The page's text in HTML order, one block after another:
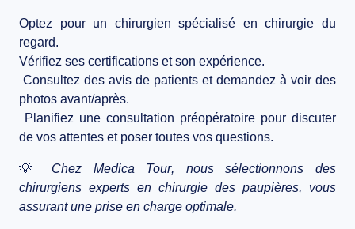
Optez pour un chirurgien spécialisé en chirurgie du
regard.
Vérifiez ses certifications et son expérience.
Consultez des avis de patients et demandez à voir des
photos avant/après.
Planifiez une consultation préopératoire pour discuter
de vos attentes et poser toutes vos questions.
💡 Chez Medica Tour, nous sélectionnons des
chirurgiens experts en chirurgie des paupières, vous
assurant une prise en charge optimale.